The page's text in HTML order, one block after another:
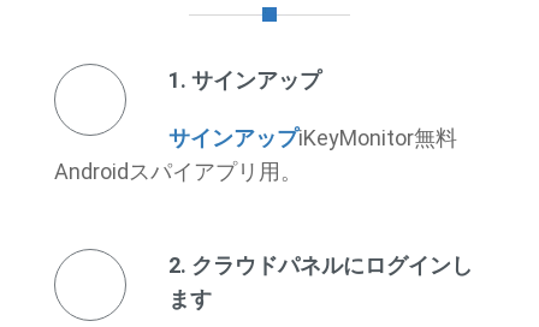
1. サインアップ
サインアップiKeyMonitor無料
Androidスパイアプリ用。
2. クラウドパネルにログインし
ます